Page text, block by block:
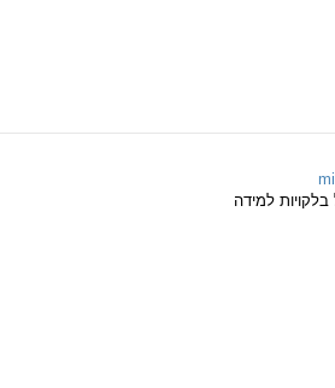
למידה